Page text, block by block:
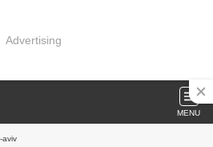
Advertising
MENU
aviv